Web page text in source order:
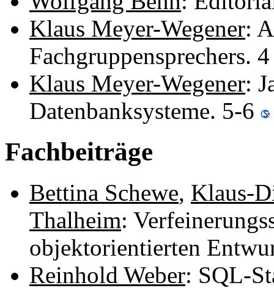
Klaus Meyer-Wegener:
Fachgruppensprechers.
Klaus Meyer-Wegener:
Datenbanksysteme. 5-6
Fachbeiträge
Bettina Schewe, Klaus-
Thalheim:
objektorientierten
Reinhold Weber: SQL-